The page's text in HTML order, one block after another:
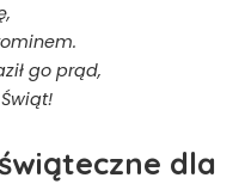
go prąd,
dla